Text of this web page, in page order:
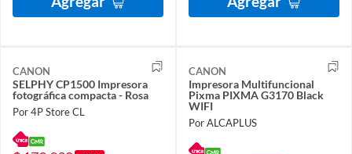
CANON
SELPHY CP1500 Impresora
fotográfica compacta - Rosa
Por 4P Store CL
CANON
Impresora Multifuncional
Pixma PIXMA G3170 Black
WIFI
Por ALCAPLUS